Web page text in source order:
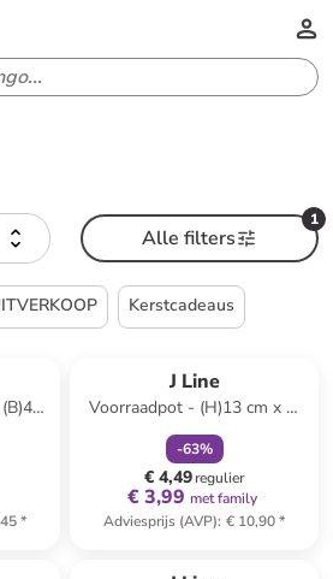
1
Alle filters
Kerstcadeaus
*
J Line
Voorraadpot - (H)13 cm x Ø
12,5 cm
-63%
€ 4,49regulier
€ 3,99 met family
Adviesprijs (AVP): € 10,90*